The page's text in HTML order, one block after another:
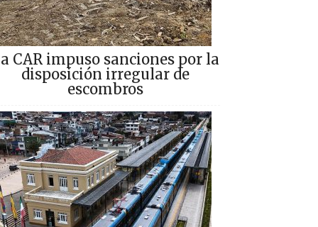
CAR impuso sanciones por la
disposición irregular de
escombros